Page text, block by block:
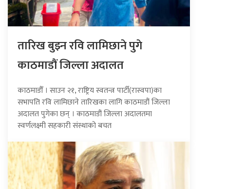
तारिख बुझ्न रवि लामिछाने पुगे
काठमाडौं जिल्ला अदालत
काठमाडौँ । साउन २१, राष्ट्रिय स्वतन्त्र पार्टी(रास्वपा)का
सभापति रवि लामिछाने तारिखका लागि काठमाडौं जिल्ला
अदालत पुगेका छन् । काठमाडौं जिल्ला अदालतमा
स्वर्णलक्ष्मी सहकारी संस्थाको बचत